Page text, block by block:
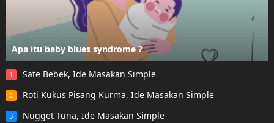
Apa itu baby blues syndrome ?
1 Sate Bebek, Ide Masakan Simple
2 Roti Kukus Pisang Kurma, Ide Masakan Simple
3 Nugget Tuna, Ide Masakan Simple